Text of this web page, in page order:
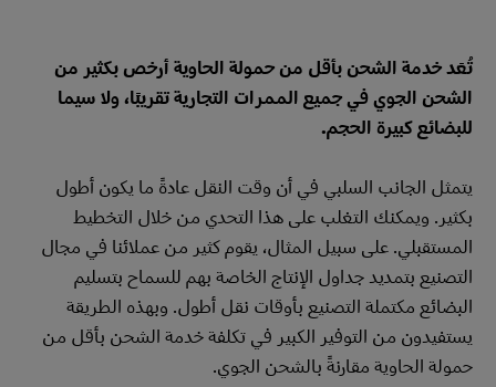
تُعَد خدمة الشحن بأقل من حمولة الحاوية أرخص بكثير من
الشحن الجوي في جميع الممرات التجارية تقريبًا، ولا سيما
للبضائع كبيرة الحجم.
يتمثل الجانب السلبي في أن وقت النقل عادةً ما يكون أطول
بكثير. ويمكنك التغلب على هذا التحدي من خلال التخطيط
المستقبلي. على سبيل المثال، يقوم كثير من عملائنا في مجال
التصنيع بتمديد جداول الإنتاج الخاصة بهم للسماح بتسليم
البضائع مكتملة التصنيع بأوقات نقل أطول. وبهذه الطريقة
يستفيدون من التوفير الكبير في تكلفة خدمة الشحن بأقل من
حمولة الحاوية مقارنةً بالشحن الجوي.